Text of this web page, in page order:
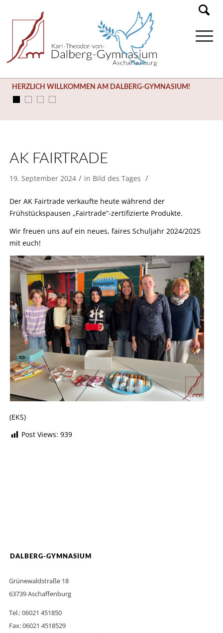
HERZLICH WILLKOMMEN AM DALBERG-GYMNASIUM!
AK FAIRTRADE
19. September 2024 / in Bild des Tages /
Der AK Fairtrade verkaufte heute während der
Frühstückspausen „Fairtrade“-zertifizierte Produkte.
Wir freuen uns auf ein neues, faires Schuljahr 2024/2025
mit euch!
(EKS)
Post Views: 939
DALBERG-GYMNASIUM
Grünewaldstraße 18
63739 Aschaffenburg
Tel.: 06021 451850
Fax: 06021 4518529